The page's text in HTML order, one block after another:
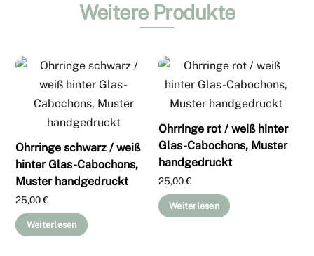
Weitere Produkte
Ohrringe schwarz / weiß
hinter Glas-Cabochons,
Muster handgedruckt
25,00€
Weiterlesen
Ohrringe rot / weiß hinter
Glas-Cabochons, Muster
handgedruckt
25,00€
Weiterlesen